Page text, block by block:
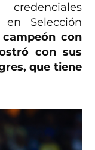
Selección
con
con sus
que tiene